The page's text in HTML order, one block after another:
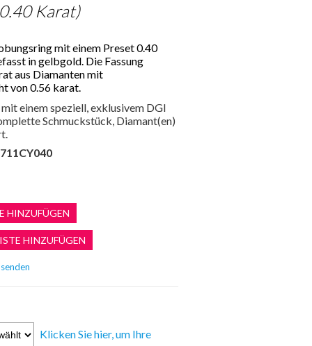
Karat)
mit einem Preset 0.40
in gelbgold. Die Fassung
aus Diamanten mit
von 0.56 karat.
einem speziell, exklusivem DGI
Schmuckstück, Diamant(en)
Klicken Sie hier, um Ihre